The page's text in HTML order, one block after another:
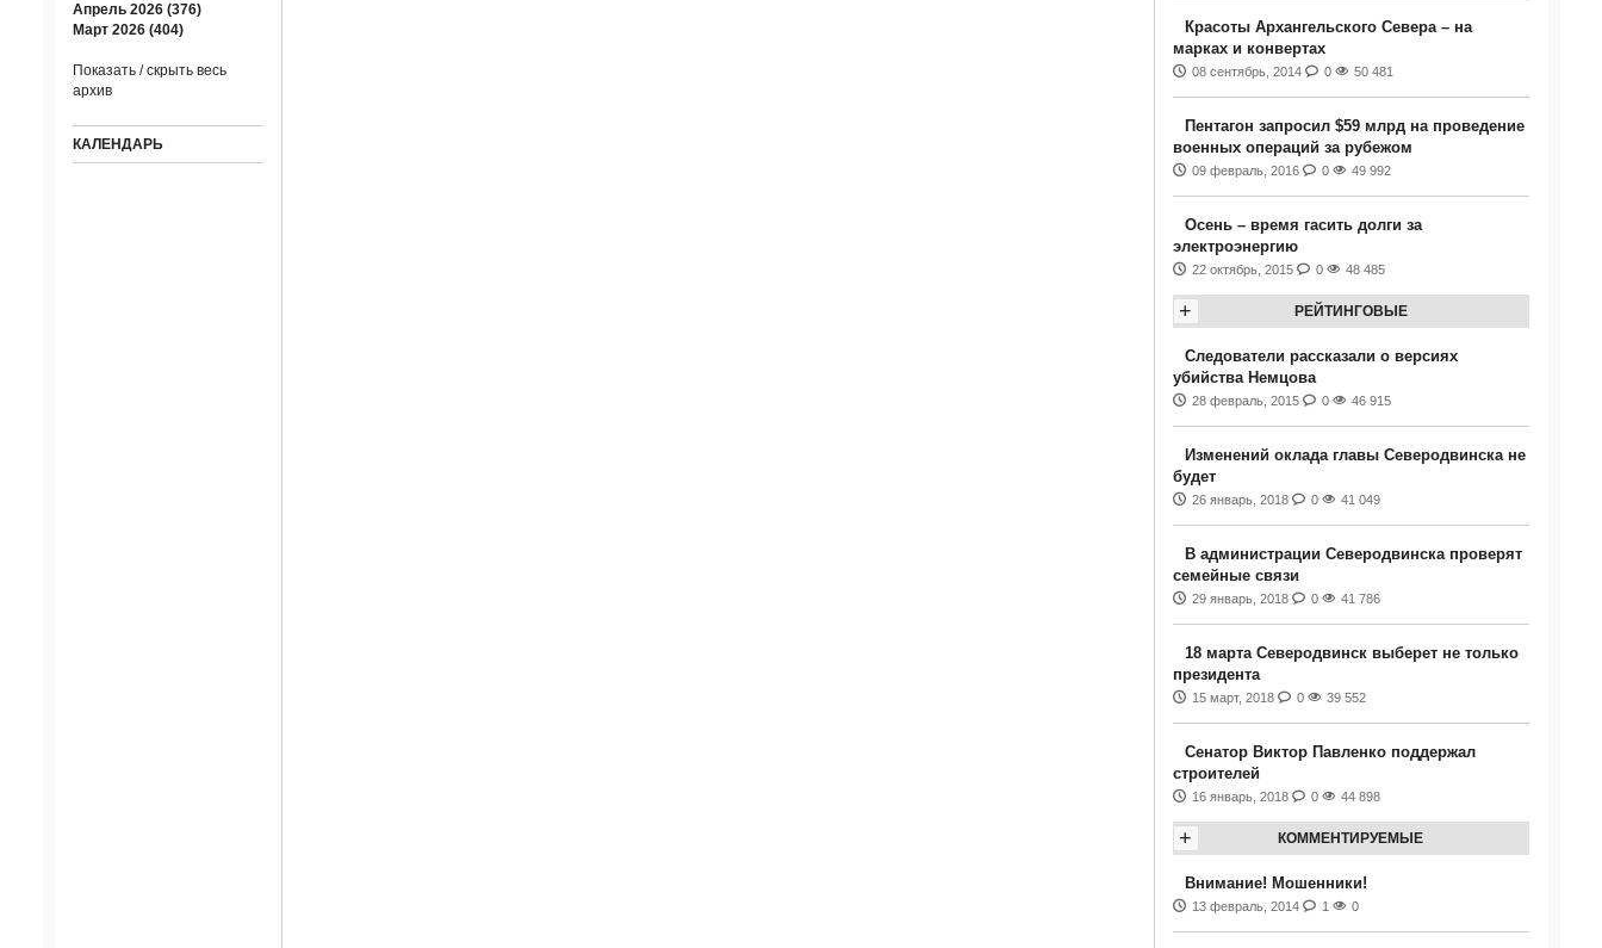
Красоты Архангельского Севера – на
марках и конвертах
08 сентябрь, 2014 0 50 481
Пентагон запросил $59 млрд на проведение
военных операций за рубежом
09 февраль, 2016 0 49 992
Осень – время гасить долги за
электроэнергию
22 октябрь, 2015 0 48 485
РЕЙТИНГОВЫЕ
+
Следователи рассказали о версиях
убийства Немцова
28 февраль, 2015 0 46 915
Изменений оклада главы Северодвинска не
будет
26 январь, 2018 0 41 049
В администрации Северодвинска проверят
семейные связи
29 январь, 2018 0 41 786
18 марта Северодвинск выберет не только
президента
15 март, 2018 0 39 552
Сенатор Виктор Павленко поддержал
строителей
16 январь, 2018 0 44 898
КОММЕНТИРУЕМЫЕ
+
Внимание! Мошенники!
13 февраль, 2014 1 0
Апрель 2026 (376)
Март 2026 (404)
Показать / скрыть весь
архив
КАЛЕНДАРЬ